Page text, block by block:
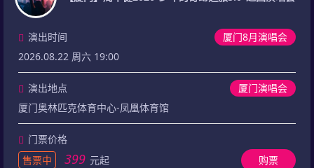
厦门8月演唱会
演出时间
2026.08.22 周六 19:00
演出地点
厦门演唱会
厦门奥林匹克体育中心-凤凰体育馆
门票价格
售票中
399 元起 购票